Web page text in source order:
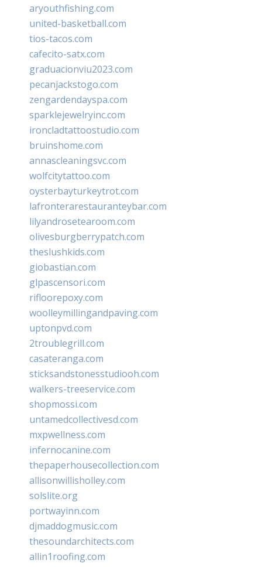
aryouthfishing.com
united-basketball.com
tios-tacos.com
cafecito-satx.com
graduacionviu2023.com
pecanjackstogo.com
zengardendayspa.com
sparklejewelryinc.com
ironcladtattoostudio.com
bruinshome.com
annascleaningsvc.com
wolfcitytattoo.com
oysterbayturkeytrot.com
lafronterarestauranteybar.com
lilyandrosetearoom.com
olivesburgberrypatch.com
theslushkids.com
giobastian.com
glpascensori.com
rifloorepoxy.com
woolleymillingandpaving.com
uptonpvd.com
2troublegrill.com
casateranga.com
sticksandstonesstudiooh.com
walkers-treeservice.com
shopmossi.com
untamedcollectivesd.com
mxpwellness.com
infernocanine.com
thepaperhousecollection.com
allisonwillisholley.com
solslite.org
portwayinn.com
djmaddogmusic.com
thesoundarchitects.com
allin1roofing.com